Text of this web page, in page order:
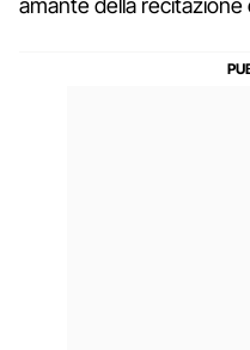
amante della recitazione